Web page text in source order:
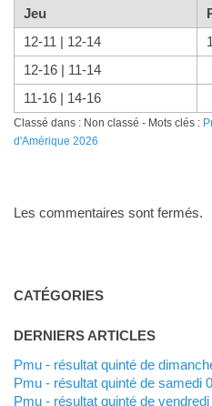
Jeu
12-11 | 12-14
12-16 | 11-14
11-16 | 14-16
Classé dans : Non classé - Mots clés :
d'Amérique 2026
Les commentaires sont fermés.
CATÉGORIES
DERNIERS ARTICLES
Pmu - résultat quinté de
Pmu - résultat quinté de samedi
Pmu - résultat quinté de